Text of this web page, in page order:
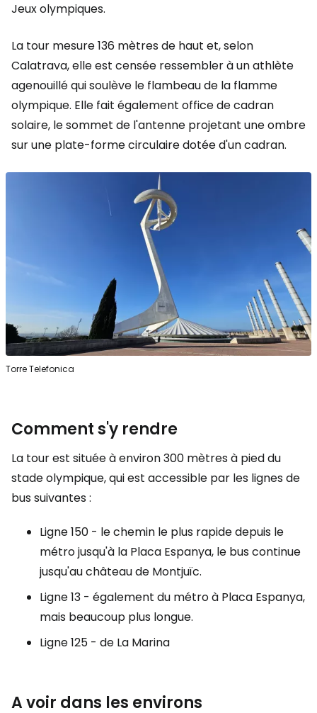
Jeux olympiques.
La tour mesure 136 mètres de haut et, selon
Calatrava, elle est censée ressembler à un athlète
agenouillé qui soulève le flambeau de la flamme
olympique. Elle fait également office de cadran
solaire, le sommet de l'antenne projetant une ombre
sur une plate-forme circulaire dotée d'un cadran.
Torre Telefonica
Comment s'y rendre
La tour est située à environ 300 mètres à pied du
stade olympique, qui est accessible par les lignes de
bus suivantes :
Ligne 150 - le chemin le plus rapide depuis le
métro jusqu'à la Placa Espanya, le bus continue
jusqu'au château de Montjuïc.
Ligne 13 - également du métro à Placa Espanya,
mais beaucoup plus longue.
Ligne 125 - de La Marina
A voir dans les environs